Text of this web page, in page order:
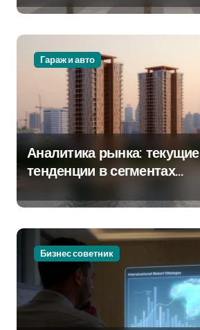
крупных проспектах
Гараж и авто
Аналитика рынка: текущие
тенденции в сегментах
Бизнес советник